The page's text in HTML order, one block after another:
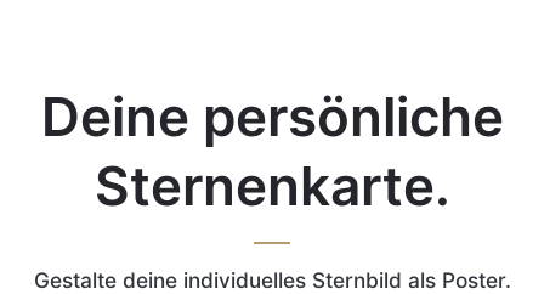
Deine persönliche
Sternenkarte.
Gestalte deine individuelles Sternbild als Poster.